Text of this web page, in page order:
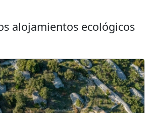
alojamientos ecológicos